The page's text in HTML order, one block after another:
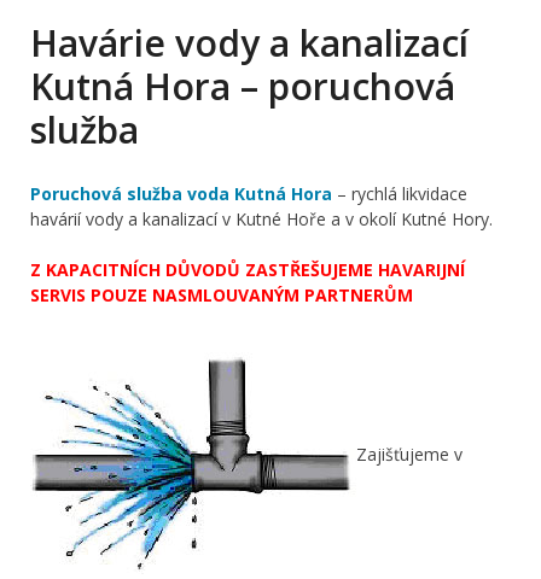
Havárie vody a kanalizací
Kutná Hora – poruchová
služba
Poruchová služba voda Kutná Hora – rychlá likvidace
havárií vody a kanalizací v Kutné Hoře a v okolí Kutné Hory.
Z KAPACITNÍCH DŮVODŮ ZASTŘEŠUJEME HAVARIJNÍ
SERVIS POUZE NASMLOUVANÝM PARTNERŮM
Zajišťujeme v